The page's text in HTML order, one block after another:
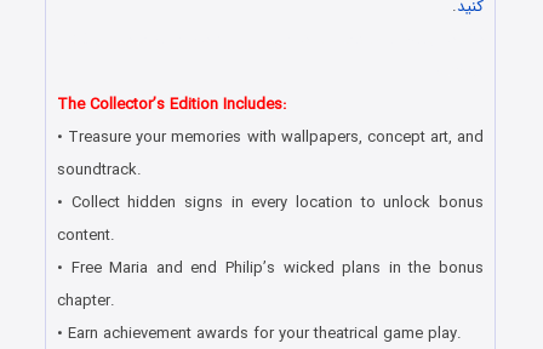
کنید.
The Collector’s Edition Includes:
• Treasure your memories with wallpapers, concept art, and
soundtrack.
• Collect hidden signs in every location to unlock bonus
content.
• Free Maria and end Philip’s wicked plans in the bonus
chapter.
• Earn achievement awards for your theatrical game play.